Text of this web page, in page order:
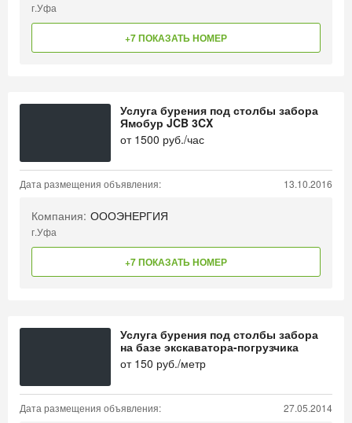
г.Уфа
+7 ПОКАЗАТЬ НОМЕР
Услуга бурения под столбы забора
Ямобур JCB 3CX
от 1500 руб./час
Дата размещения объявления: 13.10.2016
Компания: ОООЭНЕРГИЯ
г.Уфа
+7 ПОКАЗАТЬ НОМЕР
Услуга бурения под столбы забора
на базе экскаватора-погрузчика
от 150 руб./метр
Дата размещения объявления: 27.05.2014